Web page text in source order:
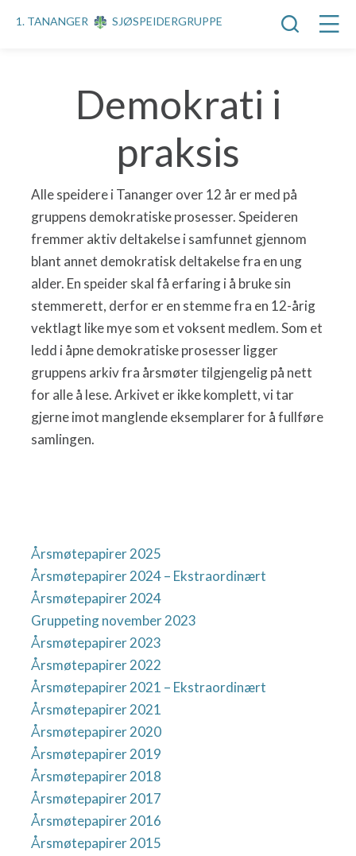
1. TANANGER SJØSPEIDERGRUPPE
Demokrati i
praksis
Alle speidere i Tananger over 12 år er med på
gruppens demokratiske prosesser. Speideren
fremmer aktiv deltakelse i samfunnet gjennom
blant annet demokratisk deltakelse fra en ung
alder. En speider skal få erfaring i å bruke sin
stemmerett, derfor er en stemme fra en 12-årig
vektlagt like mye som et voksent medlem. Som et
ledd i åpne demokratiske prosesser ligger
gruppens arkiv fra årsmøter tilgjengelig på nett
for alle å lese. Arkivet er ikke komplett, vi tar
gjerne imot manglende eksemplarer for å fullføre
samlingen.
Årsmøtepapirer 2025
Årsmøtepapirer 2024 – Ekstraordinært
Årsmøtepapirer 2024
Gruppeting november 2023
Årsmøtepapirer 2023
Årsmøtepapirer 2022
Årsmøtepapirer 2021 – Ekstraordinært
Årsmøtepapirer 2021
Årsmøtepapirer 2020
Årsmøtepapirer 2019
Årsmøtepapirer 2018
Årsmøtepapirer 2017
Årsmøtepapirer 2016
Årsmøtepapirer 2015